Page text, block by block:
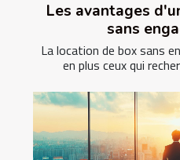
Les avantages
sans
La location de box sans
en plus ceux qui